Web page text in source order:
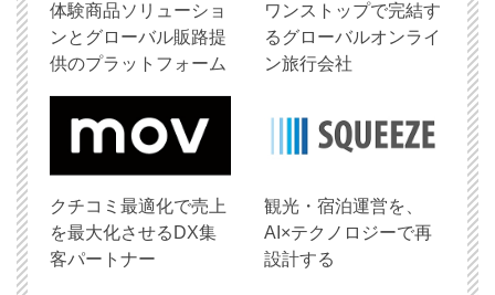
体験商品ソリューショ
ンとグローバル販路提
供のプラットフォーム
ワンストップで完結す
るグローバルオンライ
ン旅行会社
クチコミ最適化で売上
を最大化させるDX集
客パートナー
観光・宿泊運営を、
AI×テクノロジーで再
設計する